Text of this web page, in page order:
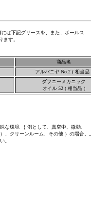
は下記グリースを、また、ボールス
ます。
商品名
アルバニヤ No.2 ( 相当品
ダフニーメカニック
オイル 52 ( 相当品 )
な環境 ｛ 例として、真空中、微動、
、クリーンルーム、その他 ｝の場合、
。